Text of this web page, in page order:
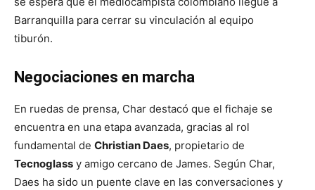
Barranquilla para cerrar su vinculación al equipo
tiburón.
Negociaciones en marcha
En ruedas de prensa, Char destacó que el fichaje se
encuentra en una etapa avanzada, gracias al rol
fundamental de Christian Daes, propietario de
Tecnoglass y amigo cercano de James. Según Char,
Daes ha sido un puente clave en las conversaciones y